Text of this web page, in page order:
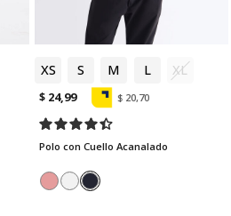
XS S M L XL
$ 24,99 $ 20,70
Polo con Cuello Acanalado